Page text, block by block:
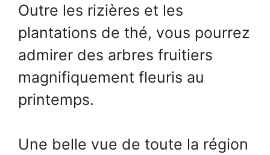
Outre les rizières et les
plantations de thé, vous pourrez
admirer des arbres fruitiers
magnifiquement fleuris au
printemps.
Une belle vue de toute la région